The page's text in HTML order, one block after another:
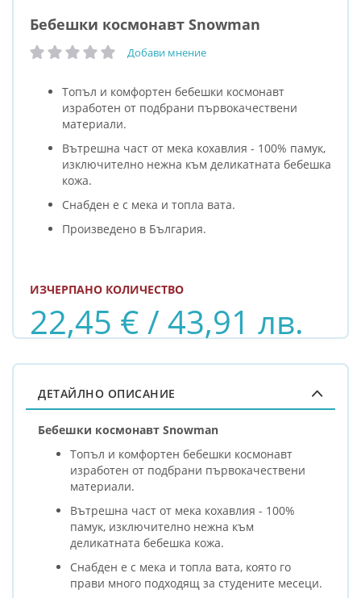
Бебешки космонавт Snowman
рейтинг: Добави мнение
Топъл и комфортен бебешки космонавт
изработен от подбрани първокачествени
материали.
Вътрешна част от мека кохавлия - 100% памук,
изключително нежна към деликатната бебешка
кожа.
Снабден е с мека и топла вата.
Произведено в България.
22,45 € / 43,91 лв.
ИЗЧЕРПАНО КОЛИЧЕСТВО
ДЕТАЙЛНО ОПИСАНИЕ
Бебешки космонавт Snowman
Топъл и комфортен бебешки космонавт
изработен от подбрани първокачествени
материали.
Вътрешна част от мека кохавлия - 100%
памук, изключително нежна към
деликатната бебешка кожа.
Снабден е с мека и топла вата, която го
прави много подходящ за студените месеци.